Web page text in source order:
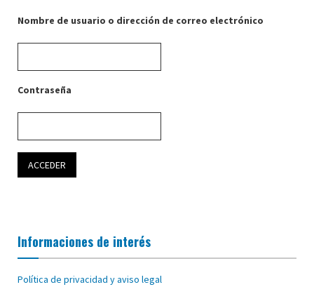
Nombre de usuario o dirección de correo electrónico
Contraseña
Informaciones de interés
Política de privacidad y aviso legal